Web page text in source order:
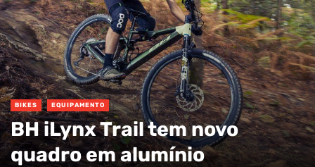
BIKES EQUIPAMENTO
BH iLynx Trail tem novo
quadro em alumínio